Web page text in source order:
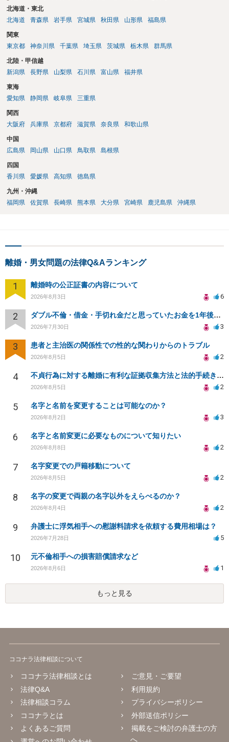
北海道・東北
北海道
青森県 岩手県 宮城県 秋田県 山形県 福島県
関東
東京都
神奈川県 千葉県 埼玉県 茨城県 栃木県 群馬県
北陸・甲信越
新潟県
長野県 山梨県 石川県 富山県 福井県
東海
愛知県
静岡県 岐阜県 三重県
関西
大阪府
兵庫県 京都府 滋賀県 奈良県 和歌山県
中国
広島県
岡山県 山口県 鳥取県 島根県
四国
香川県
愛媛県 高知県 徳島県
九州・沖縄
福岡県
佐賀県 長崎県 熊本県 大分県 宮崎県 鹿児島県 沖縄県
離婚・男女問題の法律Q&Aランキング
1 離婚時の公正証書の内容について
2026年8月3日 6
2 ダブル不倫・借金・手切れ金だと思っていたお金を1年後いまさら脅迫罪として通知書が来てまとめて請求
2026年7月30日 3
3 患者と主治医の関係性での性的な関わりからのトラブル
2026年8月5日 2
4 不貞行為に対する離婚に有利な証拠収集方法と法的手続きについて
2026年8月5日 2
5 名字と名前を変更することは可能なのか？
2026年8月2日 3
6 名字と名前変更に必要なものについて知りたい
2026年8月8日 2
7 名字変更での戸籍移動について
2026年8月5日 2
8 名字の変更で両親の名字以外をえらべるのか？
2026年8月4日 2
9 弁護士に浮気相手への慰謝料請求を依頼する費用相場は？
2026年7月28日 5
10 元不倫相手への損害賠償請求など
2026年8月6日 1
もっと見る
ココナラ法律相談について
ココナラ法律相談とは
法律Q&A
法律相談コラム
ココナラとは
よくあるご質問
ご意見・ご要望
利用規約
プライバシーポリシー
外部送信ポリシー
掲載をご検討の弁護士の方
へ